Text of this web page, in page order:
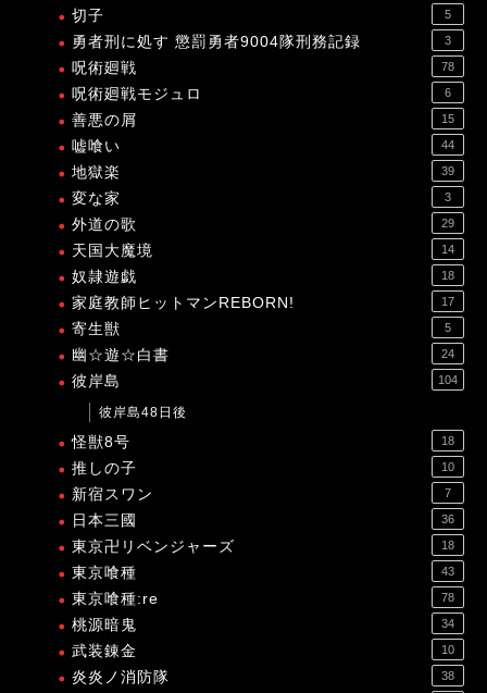
切子 5
勇者刑に処す 懲罰勇者9004隊刑務記録 3
呪術廻戦 78
呪術廻戦モジュロ 6
善悪の屑 15
嘘喰い 44
地獄楽 39
変な家 3
外道の歌 29
天国大魔境 14
奴隷遊戯 18
家庭教師ヒットマンREBORN! 17
寄生獣 5
幽☆遊☆白書 24
彼岸島 104
彼岸島48日後
怪獣8号 18
推しの子 10
新宿スワン 7
日本三國 36
東京卍リベンジャーズ 18
東京喰種 43
東京喰種:re 78
桃源暗鬼 34
武装錬金 10
炎炎ノ消防隊 38